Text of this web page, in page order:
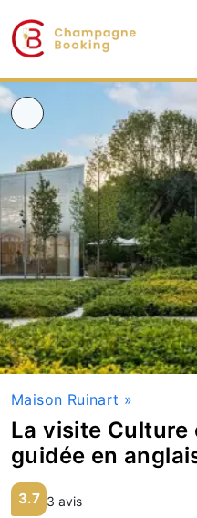
Maison Ruinart »
La visite
guidée en
3.7 3 avis